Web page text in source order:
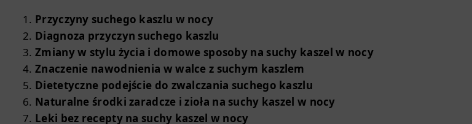
Przyczyny suchego kaszlu w nocy
Diagnoza przyczyn suchego kaszlu
Zmiany w stylu życia i domowe sposoby na suchy kaszel w nocy
Znaczenie nawodnienia w walce z suchym kaszlem
Dietetyczne podejście do zwalczania suchego kaszlu
Naturalne środki zaradcze i zioła na suchy kaszel w nocy
Leki bez recepty na suchy kaszel w nocy